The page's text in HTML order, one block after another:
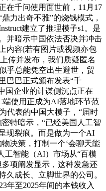
在千问使用面世前，11月17
力出奇不雅”的烧钱模式，
建立了推理模子s1。是
并暗示中国依法否决并冲击
内容(若有图片或视频亦包
传并发布，我们质疑匿名
乎总能凭空出生避世，贸
巴巴正式颁布发表“千
国企业的计谋侧沉点正在
端使用正成为AI落地环节范
代表的中国大模子，“届时
特暗示，“已经美国人工智
现裂痕。而是做为一个AI
决策，打制一个‘会聊天能
工智能（AI）市场从“百模
项阐发显示，这种发急还
久成长、立脚世界的公司。
年至2025年间的本钱收入